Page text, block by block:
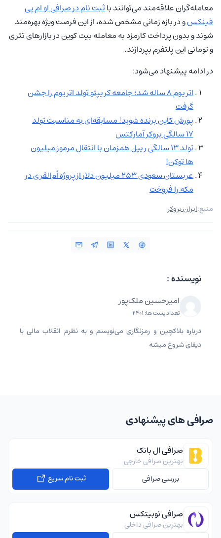
معامله‌گران علاقه‌مند می‌توانند باثبت نام در صرافی او ام پی
فینکسو در بازه زمانی مشخص شده، از این فرصت ویژه بهره‌مند
شوند و بدون پرداخت کارمزد به معامله بیت کوین در بازارهای تتری
و تومانی این پلتفرم بپردازند.
در ادامه پیشنهاد می‌شود:
اتریوم 8 ساله شد؛ جامعه کریپتو تولد اتریوم را جشن
گرفت
پورش کاین برنده شوید! مسابقه‌ای به مناسبت تولد
۱۷ سالگی بروکر آمارکتس
تولد ۱۳ سالگی ریپل همزمان با انتقال مرموز میلیون‌
ها توکن!
عربستان سعودی ۲۵۳ میلیون دلار از پروژه اُم‌القرى در
مکه را فروخت
منبع:ایران بروکر
نویسنده :
امیرحسین ملک‌پور
تعداد پست ها: 2401
درباره بلاکچین و رمزنگاری می‌نویسم و به نظرم انقلاب مالی با
دیفای شروع میشه
صرافی های پیشنهادی
صرافی ال بانک
بهترین صرافی خارجی
بررسی صرافی
ثبت نام سریع
صرافی نوبیتکس
بهترین صرافی داخلی